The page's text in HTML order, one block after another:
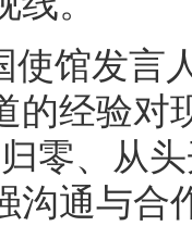
使馆发言
的经验对
零、从
沟通与合